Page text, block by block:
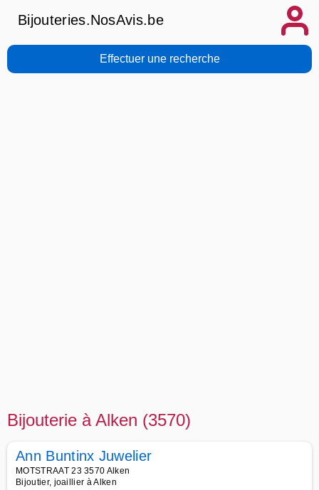
Bijouteries.NosAvis.be
Effectuer une recherche
Bijouterie à Alken (3570)
Ann Buntinx Juwelier
MOTSTRAAT 23 3570 Alken
Bijoutier, joaillier à Alken